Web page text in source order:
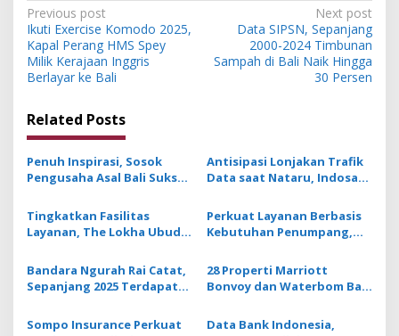
P
o
s
t
n
a
v
i
g
a
t
i
o
Previous post
Ikuti Exercise Komodo 2025,
Kapal Perang HMS Spey
Milik Kerajaan Inggris
Berlayar ke Bali
Next post
Data SIPSN, Sepanjang
2000-2024 Timbunan
Sampah di Bali Naik Hingga
30 Persen
Related Posts
Penuh Inspirasi, Sosok
Pengusaha Asal Bali Sukses
Berbagi dan Memakmurkan
Sesama
Antisipasi Lonjakan Trafik
Data saat Nataru, Indosat
Jaringan di 7800 BTS
Tingkatkan Fasilitas
Layanan, The Lokha Ubud
Bintang Lima
Perkuat Layanan Berbasis
Kebutuhan Penumpang,
Jalankan 24 Program
Perbaikan
Bandara Ngurah Rai Catat,
Sepanjang 2025 Terdapat
10 Maskapai
28 Properti Marriott
Bonvoy dan Waterbom Bali
Daya Tarik Wisata Premium
Sompo Insurance Perkuat
Data Bank Indonesia,